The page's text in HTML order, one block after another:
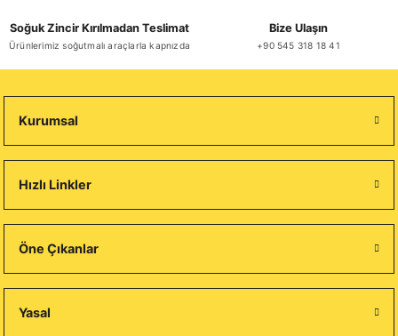
Soğuk Zincir Kırılmadan Teslimat
Ürünlerimiz soğutmalı araçlarla kapnızda
Bize Ulaşın
+90 545 318 18 41
Kurumsal
Hızlı Linkler
Öne Çıkanlar
Yasal